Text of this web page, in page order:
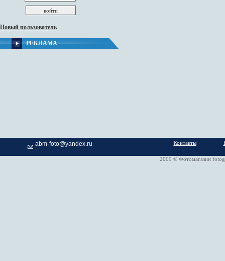
Новый пользователь
РЕКЛАМА
abm-foto@yandex.ru Контакты
2009 © Фотомагазин